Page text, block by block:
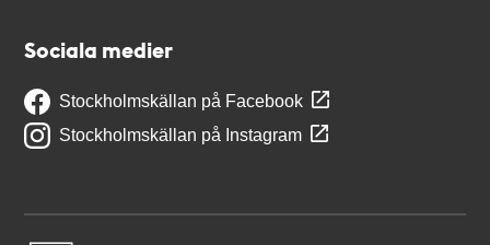
Sociala medier
Stockholmskällan på Facebook
Stockholmskällan på Instagram